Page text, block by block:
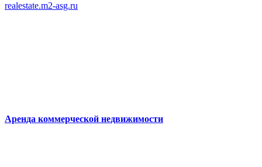
realestate.m2-asg.ru
Аренда коммерческой недвижимости